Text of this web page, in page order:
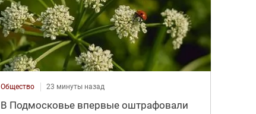
Общество 23 минуты назад
В Подмосковье впервые оштрафовали